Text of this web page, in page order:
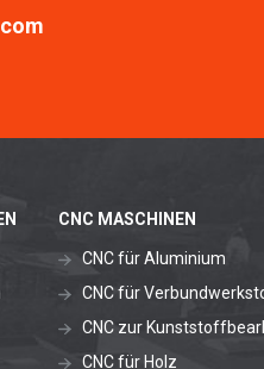
CNC MASCHINEN
CNC für Aluminium
CNC für
CNC zur
CNC für Holz